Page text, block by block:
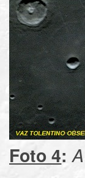
Foto 4: